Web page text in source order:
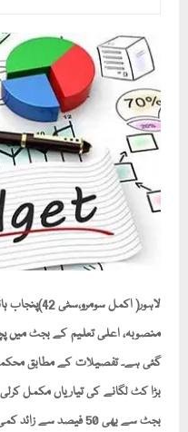
لاہور( اکمل
منصوبہ، اعلی تعلیم کے بجٹ
گئی ہے۔ تفصیلات کے مطابق
بڑا کٹ لگانے کی تیاریاں مکمل
بجٹ سے بھی 50 فیصد